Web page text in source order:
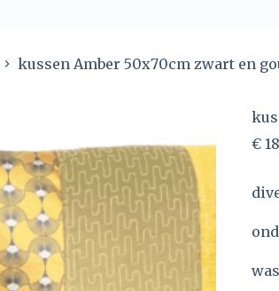
kussen Amber 50x70cm zwart en
€